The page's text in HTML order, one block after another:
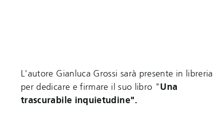
L'autore Gianluca Grossi sarà presente in libreria
per dedicare e firmare il suo libro "Una
trascurabile inquietudine".